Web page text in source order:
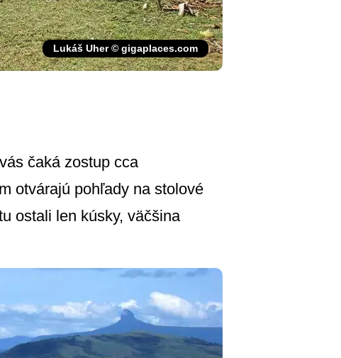
Lukáš Uher © gigaplaces.com
čaká zostup cca
otvárajú pohľady na stolové
ostali len kúsky, väčšina